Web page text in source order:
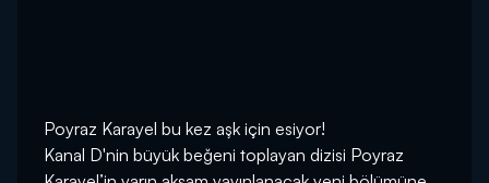
Poyraz Karayel bu kez aşk için esiyor!
Kanal D'nin büyük beğeni toplayan dizisi Poyraz